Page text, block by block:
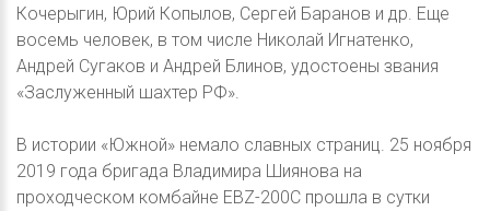
Кочерыгин, Юрий Копылов, Сергей Баранов и др. Еще
восемь человек, в том числе Николай Игнатенко,
Андрей Сугаков и Андрей Блинов, удостоены звания
«Заслуженный шахтер РФ».
В истории «Южной» немало славных страниц. 25 ноября
2019 года бригада Владимира Шиянова на
проходческом комбайне EBZ-200С прошла в сутки